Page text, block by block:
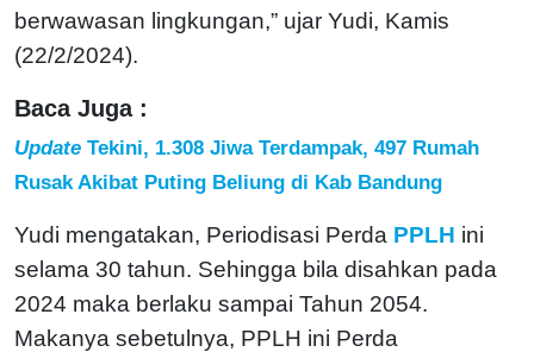
berwawasan lingkungan,” ujar Yudi, Kamis
(22/2/2024).
Baca Juga :
Update Tekini, 1.308 Jiwa Terdampak, 497 Rumah
Rusak Akibat Puting Beliung di Kab Bandung
Yudi mengatakan, Periodisasi Perda PPLH ini
selama 30 tahun. Sehingga bila disahkan pada
2024 maka berlaku sampai Tahun 2054.
Makanya sebetulnya, PPLH ini Perda